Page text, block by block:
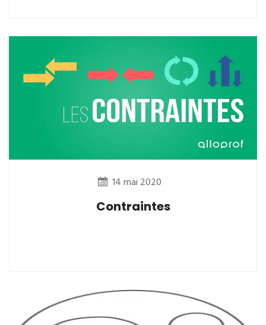
14 mai 2020
Contraintes